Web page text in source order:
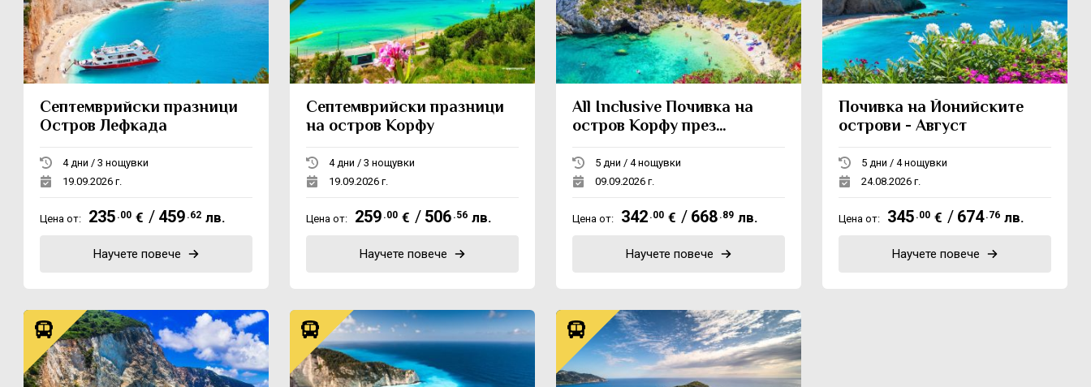
Септемврийски празници
Остров Лефкада
4 дни / 3 нощувки
19.09.2026 г.
Цена от: 235 .00 € / 459 .62 лв.
Научете повече
Септемврийски празници
на остров Корфу
4 дни / 3 нощувки
19.09.2026 г.
Цена от: 259 .00 € / 506 .56 лв.
Научете повече
All Inclusive Почивка на
остров Корфу през
5 дни / 4 нощувки
09.09.2026 г.
Цена от: 342 .00 € / 668 .89 лв.
Научете повече
Почивка на Йонийските
острови - Август
5 дни / 4 нощувки
24.08.2026 г.
Цена от: 345 .00 € / 674 .76 лв.
Научете повече